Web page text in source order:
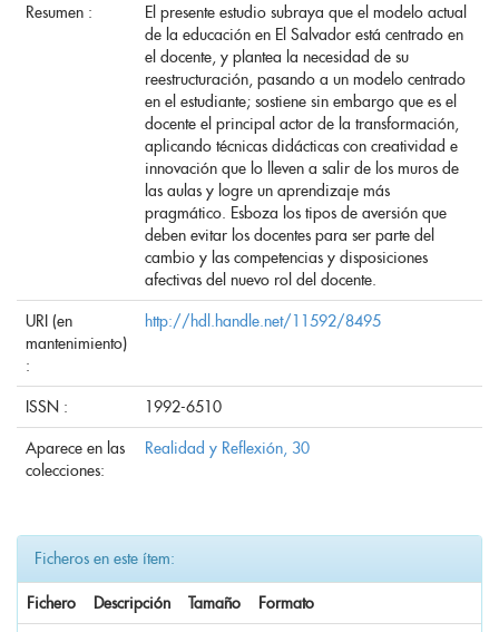
Resumen :
El presente estudio subraya que el modelo actual
de la educación en El Salvador está centrado en
el docente, y plantea la necesidad de su
reestructuración, pasando a un modelo centrado
en el estudiante; sostiene sin embargo que es el
docente el principal actor de la transformación,
aplicando técnicas didácticas con creatividad e
innovación que lo lleven a salir de los muros de
las aulas y logre un aprendizaje más
pragmático. Esboza los tipos de aversión que
deben evitar los docentes para ser parte del
cambio y las competencias y disposiciones
afectivas del nuevo rol del docente.
URI (en
mantenimiento)
:
http://hdl.handle.net/11592/8495
ISSN : 1992-6510
Aparece en las
colecciones:
Realidad y Reflexión, 30
Ficheros en este ítem:
Fichero Descripción Tamaño Formato